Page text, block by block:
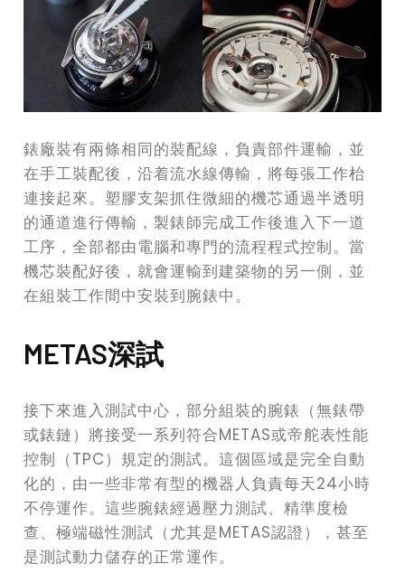
錶廠裝有兩條相同的裝配線，負責部件運輸，並
在手工裝配後，沿着流水線傳輸，將每張工作枱
連接起來。塑膠支架抓住微細的機芯通過半透明
的通道進行傳輸，製錶師完成工作後進入下一道
工序，全部都由電腦和專門的流程程式控制。當
機芯裝配好後，就會運輸到建築物的另一側，並
在組裝工作間中安裝到腕錶中。
METAS深試
接下來進入測試中心，部分組裝的腕錶（無錶帶
或錶鏈）將接受一系列符合METAS或帝舵表性能
控制（TPC）規定的測試。這個區域是完全自動
化的，由一些非常有型的機器人負責每天24小時
不停運作。這些腕錶經過壓力測試、精準度檢
查、極端磁性測試（尤其是METAS認證），甚至
是測試動力儲存的正常運作。